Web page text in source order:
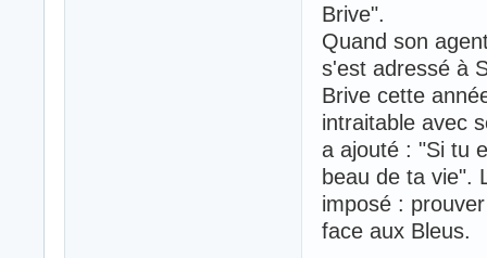
Brive".
Quand son
s'est adressé à
Brive cette
intraitable avec
a ajouté : "Si tu
beau de ta vie".
imposé :
face aux Bleus.